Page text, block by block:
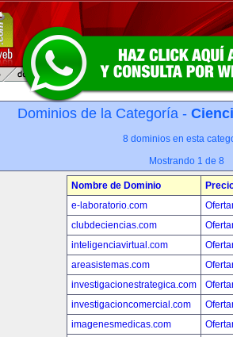
Dominios de la Categoría -
8 dominios en esta
Mostrando 1 de 8
Nombre de Dominio
e-laboratorio.com
clubdeciencias.com
inteligenciavirtual.com
areasistemas.com
investigacionestrategica.com
investigacioncomercial.com
imagenesmedicas.com